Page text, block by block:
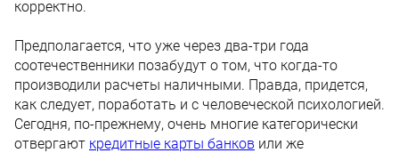
корректно.
Предполагается, что уже через два-три года
соотечественники позабудут о том, что когда-то
производили расчеты наличными. Правда, придется,
как следует, поработать и с человеческой психологией.
Сегодня, по-прежнему, очень многие категорически
отвергают кредитные карты банков или же